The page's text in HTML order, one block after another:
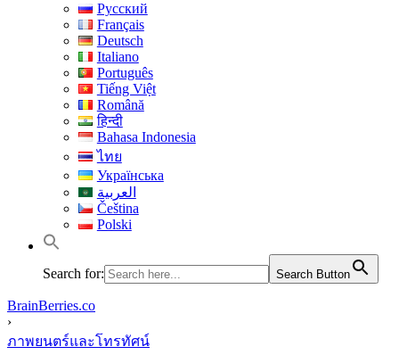
Русский
Français
Deutsch
Italiano
Português
Tiếng Việt
Română
हिन्दी
Bahasa Indonesia
ไทย
Українська
العربية
Čeština
Polski
Search for: Search Button
BrainBerries.co
›
ภาพยนตร์และโทรทัศน์